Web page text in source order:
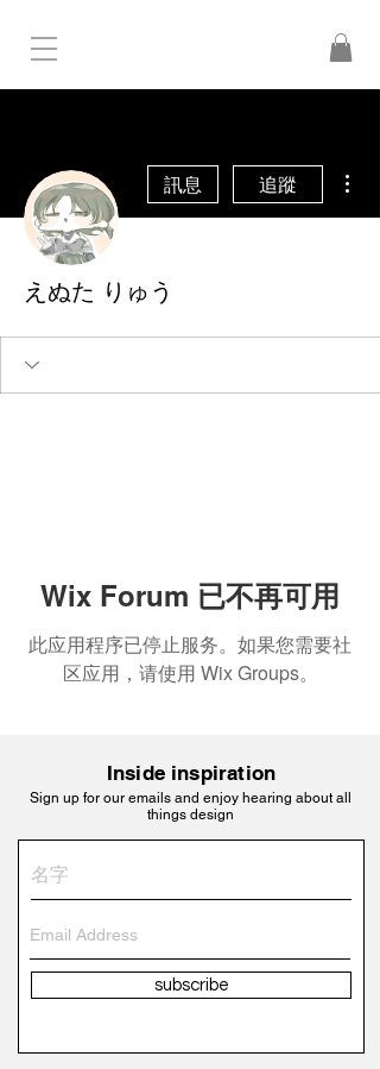
訊息 追蹤
えぬた りゅう
Wix Forum 已不再可用
此应用程序已停止服务。如果您需要社
区应用，请使用 Wix Groups。
Inside inspiration
Sign up for our emails and enjoy hearing about all
things design
subscribe